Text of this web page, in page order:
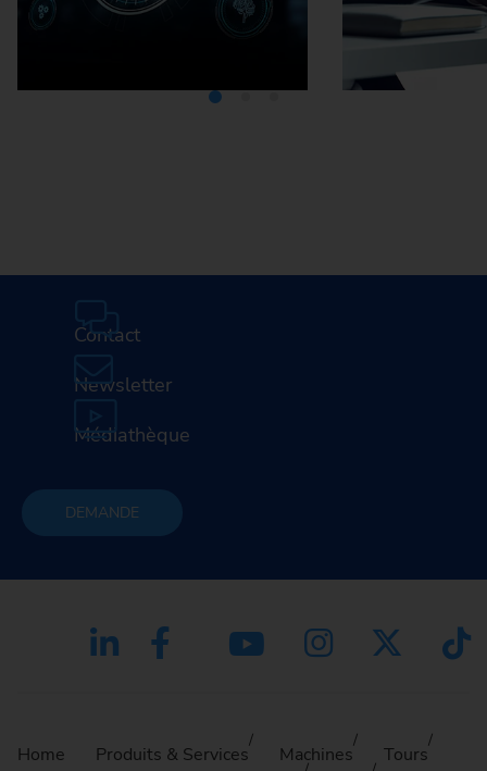
Contact
Newsletter
Médiathèque
DEMANDE
Home Produits & Services Machines
Tours